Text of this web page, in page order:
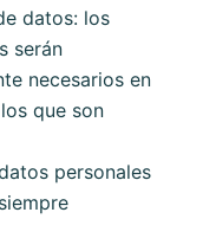
datos: los
serán
necesarios en
que son
personales